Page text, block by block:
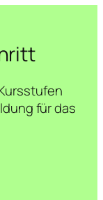
für das